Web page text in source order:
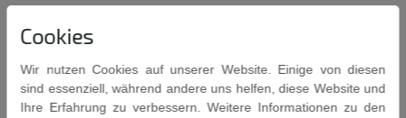
4. Anschließend in heißem Öl fritieren
Zutaten:Weizenmehl, Hefe, Salz, Palmöl ganz gehärtet, Glukose,
Gerstenmalzmehl, isoliertesSojaeiweiß, Antioxidationsmittel:
Ascorbinsäure.
Cookies
Wir nutzen Cookies auf unserer Website. Einige von diesen
sind essenziell, während andere uns helfen, diese Website und
Ihre Erfahrung zu verbessern. Weitere Informationen zu den